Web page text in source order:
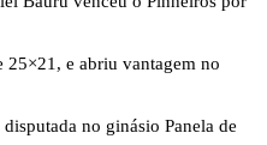
e abriu vantagem no
no ginásio Panela de